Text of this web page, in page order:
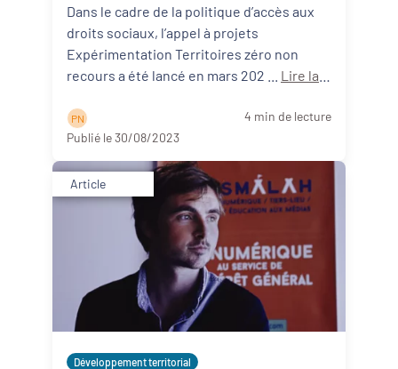
néo-aquitains participants !
Dans le cadre de la politique d’accès aux
droits sociaux, l’appel à projets
Expérimentation Territoires zéro non
Lire la
P N
4 min de lecture
Publié le 30/08/2023
Article
Développement territorial